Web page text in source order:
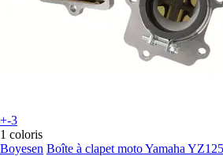
+-3
1 coloris
Boyesen Boîte à clapet moto Yamaha